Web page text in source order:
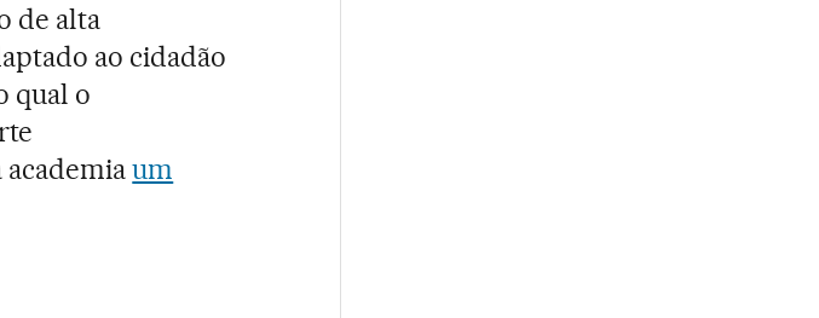
de alta
ao cidadão
qual o
academiaum